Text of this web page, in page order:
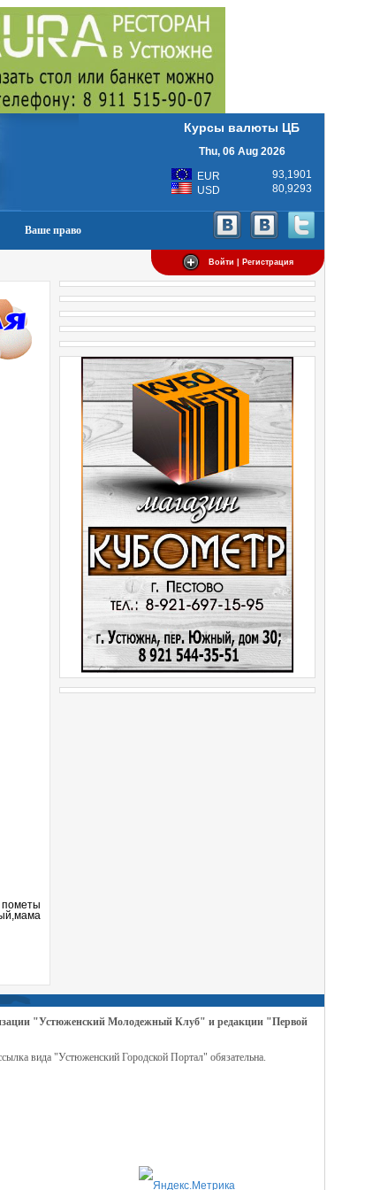
Курсы валюты ЦБ
Thu, 06 Aug 2026
EUR
93,1901
USD
80,9293
Ваше право
Войти | Регистрация
"Устюженский Молодежный Клуб" и редакции "Первой
вида "Устюженский Городской Портал" обязательна.